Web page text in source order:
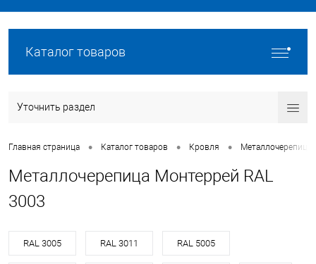
Каталог товаров
Уточнить раздел
Главная страница • Каталог товаров • Кровля • Металлочерепица
Металлочерепица Монтеррей RAL
3003
RAL 3005 RAL 3011 RAL 5005